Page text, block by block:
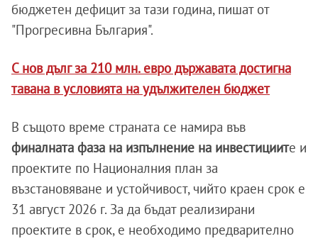
бюджетен дефицит за тази година, пишат от
"Прогресивна България".
С нов дълг за 210 млн. евро държавата достигна
тавана в условията на удължителен бюджет
В същото време страната се намира във
финалната фаза на изпълнение на инвестициите и
проектите по Националния план за
възстановяване и устойчивост, чийто краен срок е
31 август 2026 г. За да бъдат реализирани
проектите в срок, е необходимо предварително